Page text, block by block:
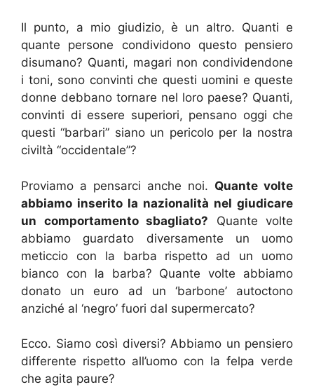
Il punto, a mio giudizio, è un altro. Quanti e
quante persone condividono questo pensiero
disumano? Quanti, magari non condividendone
i toni, sono convinti che questi uomini e queste
donne debbano tornare nel loro paese? Quanti,
convinti di essere superiori, pensano oggi che
questi “barbari” siano un pericolo per la nostra
civiltà “occidentale”?
Proviamo a pensarci anche noi. Quante volte
abbiamo inserito la nazionalità nel giudicare
un comportamento sbagliato? Quante volte
abbiamo guardato diversamente un uomo
meticcio con la barba rispetto ad un uomo
bianco con la barba? Quante volte abbiamo
donato un euro ad un ‘barbone’ autoctono
anziché al ‘negro’ fuori dal supermercato?
Ecco. Siamo così diversi? Abbiamo un pensiero
differente rispetto all’uomo con la felpa verde
che agita paure?